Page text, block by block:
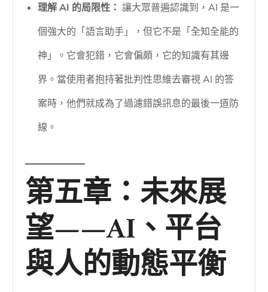
理解 AI 的局限性： 讓大眾普遍認識到，AI 是一
個強大的「語言助手」，但它不是「全知全能的
神」。它會犯錯，它會偏頗，它的知識有其邊
界。當使用者抱持著批判性思維去審視 AI 的答
案時，他們就成為了過濾錯誤訊息的最後一道防
線。
第五章：未來展
望——AI、平台
與人的動態平衡